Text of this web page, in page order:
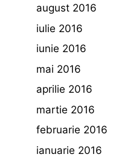
august 2016
iulie 2016
iunie 2016
mai 2016
aprilie 2016
martie 2016
februarie 2016
ianuarie 2016